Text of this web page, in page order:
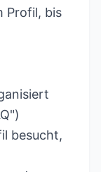
Profil, bis
besucht,